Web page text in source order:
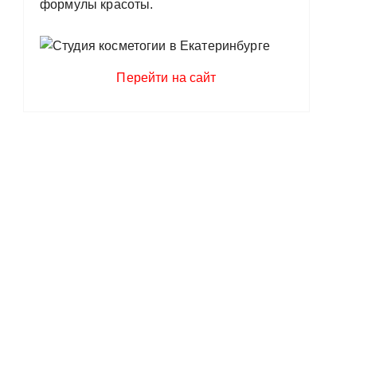
формулы красоты.
Перейти на сайт